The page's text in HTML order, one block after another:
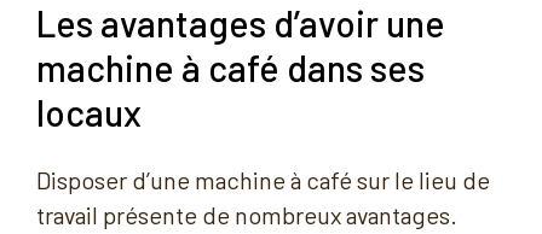
Les avantages d’avoir une
machine à café dans ses
locaux
Disposer d’une machine à café sur le lieu de
travail présente de nombreux avantages.